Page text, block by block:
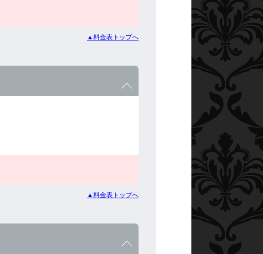
▲料金表トップへ
▲料金表トップへ